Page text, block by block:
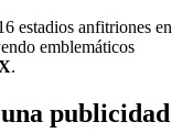
estadios anfitriones en
emblemáticos
.
publicidad